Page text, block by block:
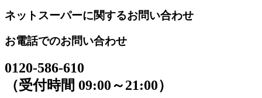
ネットスーパーに関するお問い合わせ
お電話でのお問い合わせ
0120-586-610
（受付時間 09:00～21:00）